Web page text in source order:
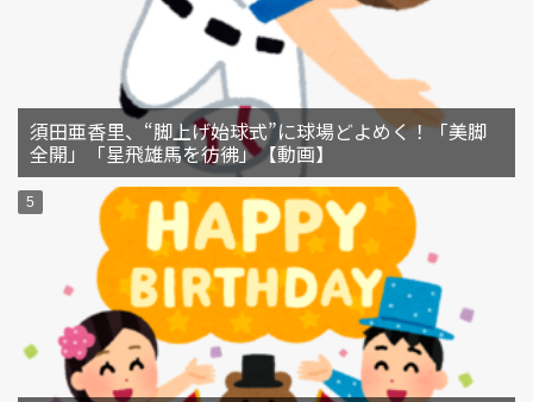
須田亜香里、“脚上げ始球式”に球場どよめく！「美脚
全開」「星飛雄馬を彷彿」【動画】